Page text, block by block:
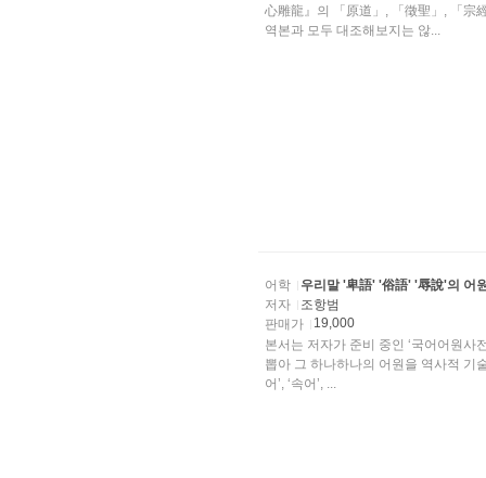
心雕龍』의 「原道」, 「徵聖」, 「宗
역본과 모두 대조해보지는 않...
어학
우리말 '卑語' '俗語' '辱說'의 어
저자
조항범
판매가
19,000
본서는 저자가 준비 중인 ‘국어어원사
뽑아 그 하나하나의 어원을 역사적 기
어’, ‘속어’, ...